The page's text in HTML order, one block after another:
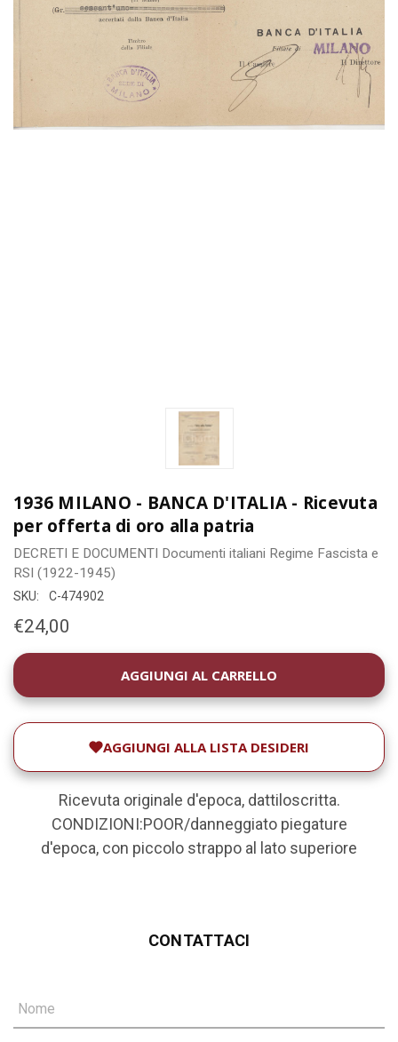
1936 MILANO - BANCA D'ITALIA - Ricevuta
per offerta di oro alla patria
DECRETI E DOCUMENTI Documenti italiani Regime Fascista e
RSI (1922-1945)
SKU: C-474902
€24,00
DISPONIBILITÀ
ATTUALE:
AGGIUNGI ALLA LISTA DESIDERI
Ricevuta originale d'epoca, dattiloscritta.
CONDIZIONI:POOR/danneggiato piegature
d'epoca, con piccolo strappo al lato superiore
CONTATTACI
Nome